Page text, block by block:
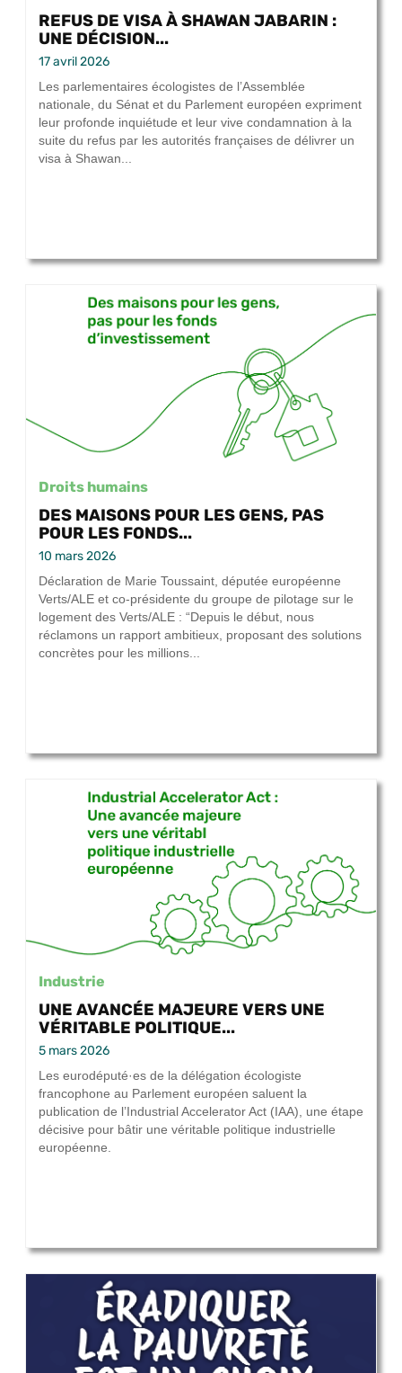
REFUS DE VISA À SHAWAN JABARIN :
UNE DÉCISION...
17 avril 2026
Les parlementaires écologistes de l’Assemblée
nationale, du Sénat et du Parlement européen expriment
leur profonde inquiétude et leur vive condamnation à la
suite du refus par les autorités françaises de délivrer un
visa à Shawan...
Droits humains
DES MAISONS POUR LES GENS, PAS
POUR LES FONDS...
10 mars 2026
Déclaration de Marie Toussaint, députée européenne
Verts/ALE et co-présidente du groupe de pilotage sur le
logement des Verts/ALE : “Depuis le début, nous
réclamons un rapport ambitieux, proposant des solutions
concrètes pour les millions...
Industrie
UNE AVANCÉE MAJEURE VERS UNE
VÉRITABLE POLITIQUE...
5 mars 2026
Les eurodéputé·es de la délégation écologiste
francophone au Parlement européen saluent la
publication de l’Industrial Accelerator Act (IAA), une étape
décisive pour bâtir une véritable politique industrielle
européenne.